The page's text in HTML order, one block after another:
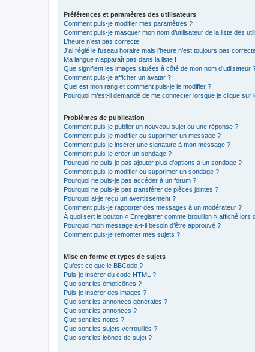
Préférences et paramètres des utilisateurs
Comment puis-je modifier mes paramètres ?
Comment puis-je masquer mon nom d’utilisateur de la liste des
L’heure n’est pas correcte !
J’ai réglé le fuseau horaire mais l’heure n’est toujours pas
Ma langue n’apparaît pas dans la liste !
Que signifient les images situées à côté de mon nom d’utilisateur
Comment puis-je afficher un avatar ?
Quel est mon rang et comment puis-je le modifier ?
Pourquoi m’est-il demandé de me connecter lorsque je clique sur
Problèmes de publication
Comment puis-je publier un nouveau sujet ou une réponse ?
Comment puis-je modifier ou supprimer un message ?
Comment puis-je insérer une signature à mon message ?
Comment puis-je créer un sondage ?
Pourquoi ne puis-je pas ajouter plus d’options à un sondage ?
Comment puis-je modifier ou supprimer un sondage ?
Pourquoi ne puis-je pas accéder à un forum ?
Pourquoi ne puis-je pas transférer de pièces jointes ?
Pourquoi ai-je reçu un avertissement ?
Comment puis-je rapporter des messages à un modérateur ?
À quoi sert le bouton « Enregistrer comme brouillon » affiché lors
Pourquoi mon message a-t-il besoin d’être approuvé ?
Comment puis-je remonter mes sujets ?
Mise en forme et types de sujets
Qu’est-ce que le BBCode ?
Puis-je insérer du code HTML ?
Que sont les émoticônes ?
Puis-je insérer des images ?
Que sont les annonces générales ?
Que sont les annonces ?
Que sont les notes ?
Que sont les sujets verrouillés ?
Que sont les icônes de sujet ?